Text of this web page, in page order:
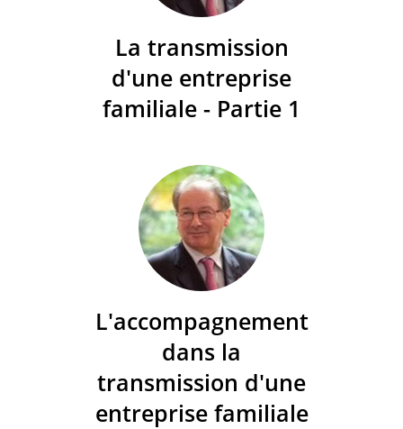
La transmission
d'une entreprise
familiale - Partie 1
L'accompagnement
dans la
transmission d'une
entreprise familiale